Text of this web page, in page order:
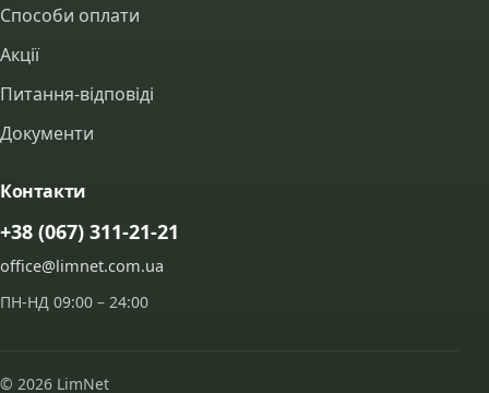
Способи оплати
Акції
Питання-відповіді
Документи
Контакти
+38 (067) 311-21-21
office@limnet.com.ua
ПН-НД 09:00 – 24:00
© 2026 LimNet